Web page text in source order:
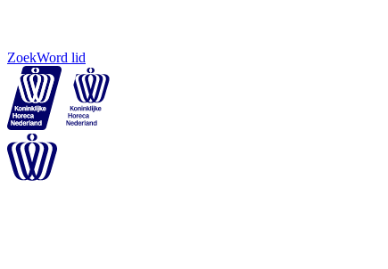
ZoekWord lid